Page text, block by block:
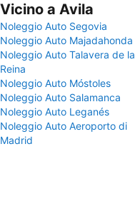
Vicino a Avila
Noleggio Auto Segovia
Noleggio Auto Majadahonda
Noleggio Auto Talavera de la
Reina
Noleggio Auto Móstoles
Noleggio Auto Salamanca
Noleggio Auto Leganés
Noleggio Auto Aeroporto di
Madrid